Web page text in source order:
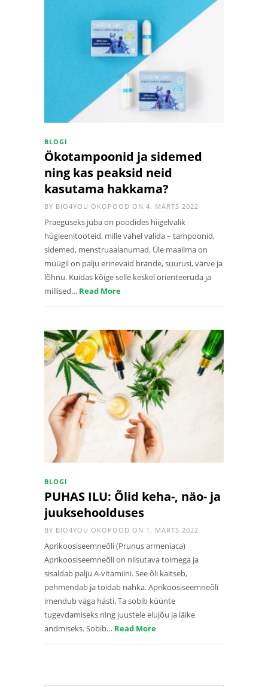
BLOGI
Ökotampoonid ja sidemed
ning kas peaksid neid
kasutama hakkama?
BY BIO4YOU ÖKOPOOD ON 4. MÄRTS 2022
Praeguseks juba on poodides hiigelvalik
hügieenitooteid, mille vahel valida – tampoonid,
sidemed, menstruaalanumad. Üle maailma on
müügil on palju erinevaid brände, suurusi, värve ja
lõhnu. Kuidas kõige selle keskel orienteeruda ja
millised… Read More
BLOGI
PUHAS ILU: Õlid keha-, näo- ja
juuksehoolduses
BY BIO4YOU ÖKOPOOD ON 1. MÄRTS 2022
Aprikoosiseemneõli (Prunus armeniaca)
Aprikoosiseemneõli on niisutava toimega ja
sisaldab palju A-vitamiini. See õli kaitseb,
pehmendab ja toidab nahka. Aprikoosiseemneõli
imendub väga hästi. Ta sobib küünte
tugevdamiseks ning juustele elujõu ja läike
andmiseks. Sobib… Read More